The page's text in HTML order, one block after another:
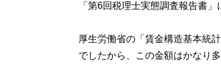
「第6回税理士実態調査報告書」
厚生労働省の「賃金構造基本統
でしたから、この金額はかなり